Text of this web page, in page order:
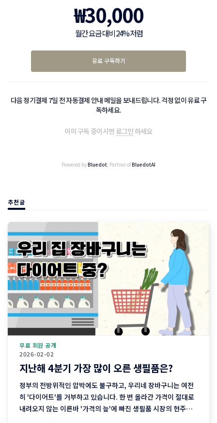
₩30,000
월간 요금 대비 24% 저렴
유료 구독하기
다음 정기결제 7일 전 자동결제 안내 메일을 보내드립니다. 걱정 없이 유료 구
독하세요.
이미 구독 중이시면 로그인하세요
Powered byBluedot, Partner ofBluedotAI
추천글
2026-02-02
무료 회원 공개
지난해 4분기 가장 많이 오른 생필품은?
정부의 전방위적인 압박에도 불구하고, 우리네 장바구니는 여전
히 '다이어트'를 거부하고 있습니다. 한 번 올라간 가격이 절대로
내려오지 않는 이른바 '가격의 늪'에 빠진 생필품 시장의 현주소